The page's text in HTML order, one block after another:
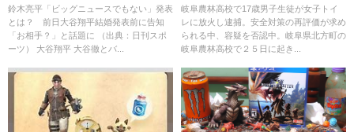
の名前は？
鈴木亮平「ビッグニュースでもない」発表
とは？ 前日大谷翔平結婚発表前に告知
「お相手？」と話題に （出典：日刊スポ
ーツ） 大谷翔平 大谷徹とバ...
をしていた？証拠隠滅か？
岐阜農林高校で17歳男子生徒が女子トイ
レに放火し逮捕。安全対策の再評価が求め
られる中、容疑を否認中。岐阜県北方町の
岐阜農林高校で２５日に起き...